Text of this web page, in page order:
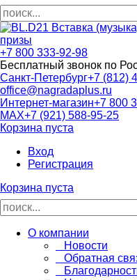
призы
+7 800 333-92-98
Бесплатный звонок по
Санкт-Петербург+7 (812)
office@nagradaplus.ru
Интернет-магазин+7 800
MAX+7 (921) 588-95-25
Корзина пуста
Вход
Регистрация
Корзина пуста
О компании
Новости
Обратная